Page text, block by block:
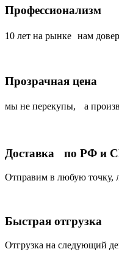
Профессионализм
10 лет на рынке нам
Прозрачная цена
мы не перекупы, а
Доставка по РФ и
Отправим в любую точку,
Быстрая отгрузка
Отгрузка на следующий